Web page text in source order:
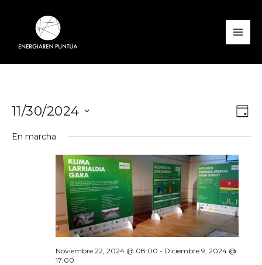
contenido
Día
11/30/2024
En marcha
Noviembre 22, 2024 @ 08:00 - Diciembre 9, 2024 @
17:00